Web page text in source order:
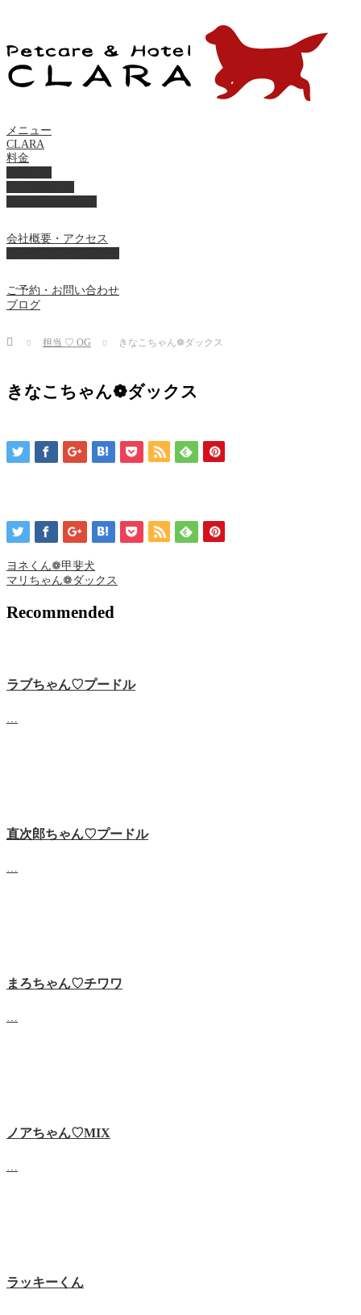
メニュー
CLARA
料金
会社概要・アクセス
ご予約・お問い合わせ
ブログ
Home 担当 ♡ OG きなこちゃん❁ ダックス
きなこちゃん❁ ダックス
ヨネくん❁ 甲斐犬
マリちゃん❁ ダックス
Recommended
ラブちゃん♡プードル
直次郎ちゃん♡プードル
まろちゃん♡チワワ
ノアちゃん♡‬MIX
ラッキーくん